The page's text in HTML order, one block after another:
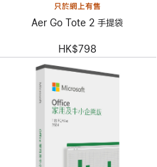
只於網上有售
Aer Go Tote 2 手提袋
HK$798